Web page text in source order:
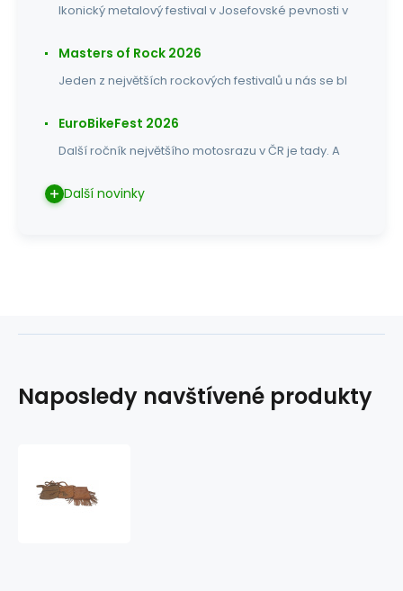
Ikonický metalový festival v Josefovské pevnosti v
Masters of Rock 2026
Jeden z největších rockových festivalů u nás se bl
EuroBikeFest 2026
Další ročník největšího motosrazu v ČR je tady. A
Další novinky
Naposledy navštívené produkty